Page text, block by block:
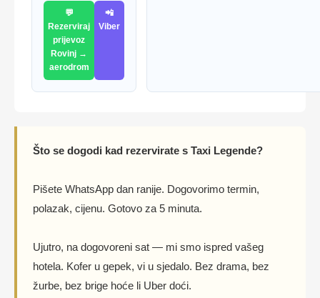
💬
Rezerviraj
prijevoz
Rovinj →
aerodrom
📲
Viber
Što se dogodi kad rezervirate s Taxi Legende?
Pišete WhatsApp dan ranije. Dogovorimo termin,
polazak, cijenu. Gotovo za 5 minuta.
Ujutro, na dogovoreni sat — mi smo ispred vašeg
hotela. Kofer u gepek, vi u sjedalo. Bez drama, bez
žurbe, bez brige hoće li Uber doći.